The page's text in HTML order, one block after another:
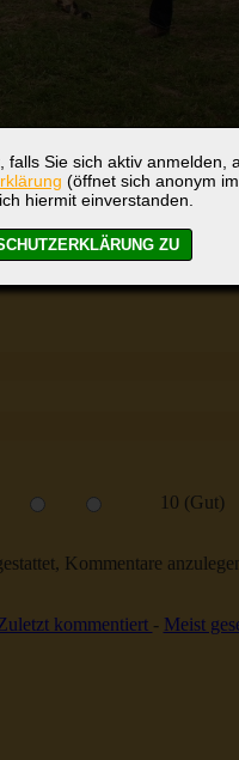
Sie sich aktiv anmelden,
(öffnet sich anonym
hiermit einverstanden.
10 (Gut)
Kommentare
kommentiert - Meist